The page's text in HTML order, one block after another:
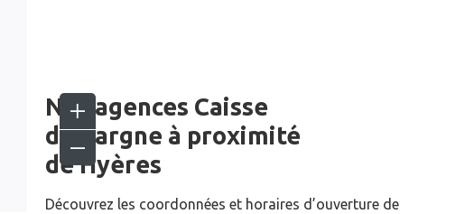
Nos agences Caisse
d’Epargne à proximité
deHyères
Découvrez les coordonnées et horaires d’ouverture de